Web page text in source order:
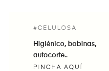
#CELULOSA
Higiénico, bobinas,
autocorte..
PINCHA AQUÍ